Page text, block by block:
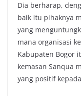
Dia berharap,
baik itu pihaknya
yang
mana organisasi
Kabupaten Bogor
kemasan Sanqua
yang positif